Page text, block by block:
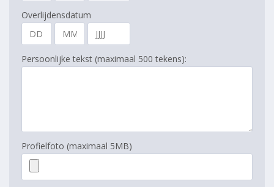
Overlijdensdatum
Persoonlijke tekst (maximaal 500 tekens):
Profielfoto (maximaal 5MB)